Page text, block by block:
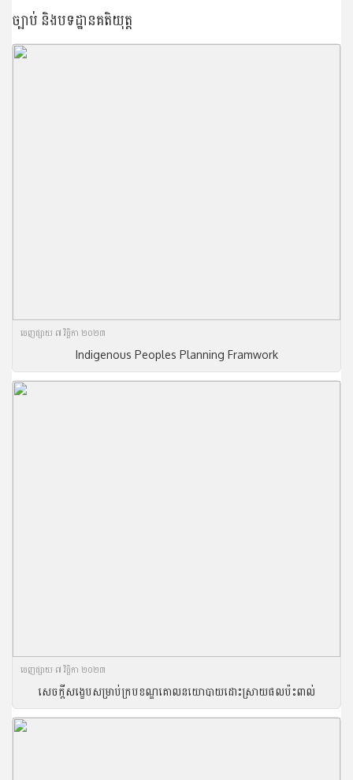
ច្បាប់ និងបទដ្ឋានគតិយុត្ត
ចេញ​ផ្សាយ​ ៧ វិច្ឆិកា ២០២៣
Indigenous Peoples Planning Framwork
ចេញ​ផ្សាយ​ ៧ វិច្ឆិកា ២០២៣
សេចក្តីសង្ខេបសម្រាប់ក្របខណ្ឌគោលនយោបាយដោះស្រាយផលប៉ះពាល់